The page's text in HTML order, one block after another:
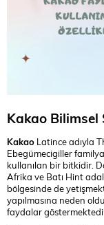
Kakao Bilimsel
Kakao Latince adıyla
Ebegümecigiller
kullanılan bir bitkidir.
Afrika ve Batı Hint
bölgesinde de
yapılmasına neden
faydalar